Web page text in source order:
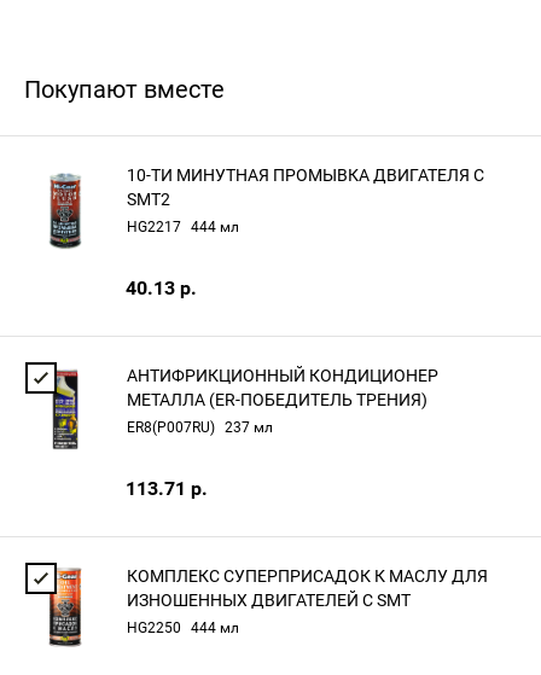
Покупают вместе
10-ТИ МИНУТНАЯ ПРОМЫВКА ДВИГАТЕЛЯ С
SMT2
HG2217 444 мл
40.13 р.
АНТИФРИКЦИОННЫЙ КОНДИЦИОНЕР
МЕТАЛЛА (ER-ПОБЕДИТЕЛЬ ТРЕНИЯ)
ER8(P007RU) 237 мл
113.71 р.
КОМПЛЕКС СУПЕРПРИСАДОК К МАСЛУ ДЛЯ
ИЗНОШЕННЫХ ДВИГАТЕЛЕЙ С SMT
HG2250 444 мл